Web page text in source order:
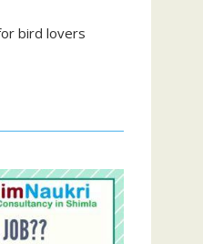
bird lovers